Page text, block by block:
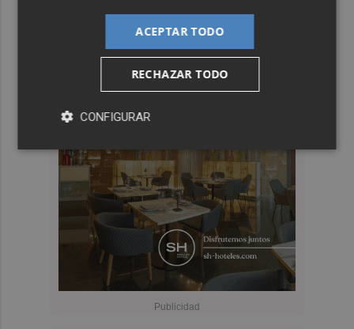
ACEPTAR TODO
RECHAZAR TODO
CONFIGURAR